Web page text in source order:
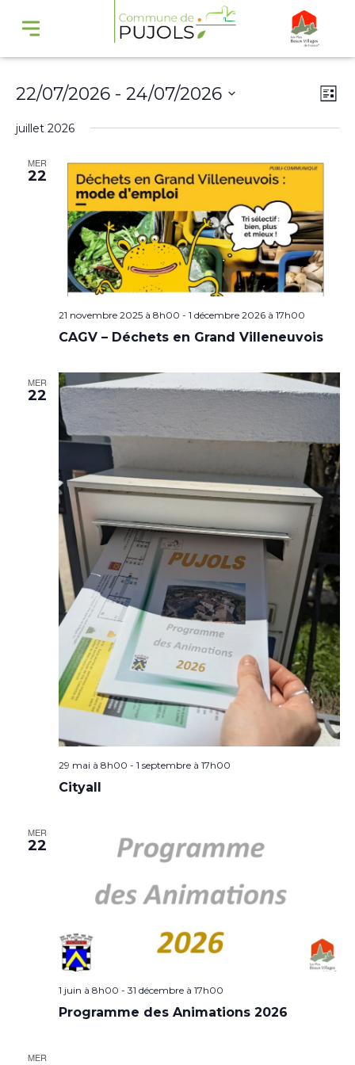
Liste
22/07/2026 - 24/07/2026
date.
juillet 2026
MER
22
21 novembre 2025 à 8h00 - 1 décembre 2026 à 17h00
CAGV – Déchets en Grand Villeneuvois
MER
22
29 mai à 8h00 - 1 septembre à 17h00
Cityall
MER
22
1 juin à 8h00 - 31 décembre à 17h00
Programme des Animations 2026
MER